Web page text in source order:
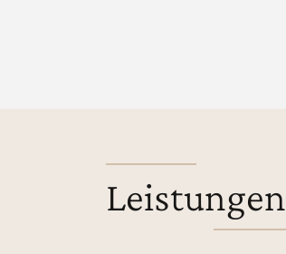
Leistungen